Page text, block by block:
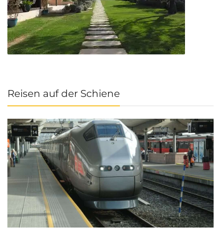
Reisen auf der Schiene